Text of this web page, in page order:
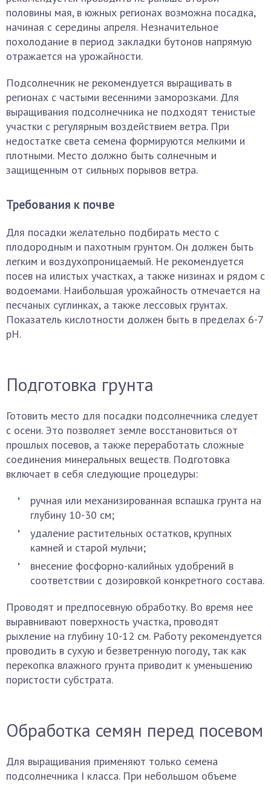
половины мая, в южных регионах возможна посадка,
начиная с середины апреля. Незначительное
похолодание в период закладки бутонов напрямую
отражается на урожайности.
Подсолнечник не рекомендуется выращивать в
регионах с частыми весенними заморозками. Для
выращивания подсолнечника не подходят тенистые
участки с регулярным воздействием ветра. При
недостатке света семена формируются мелкими и
плотными. Место должно быть солнечным и
защищенным от сильных порывов ветра.
Требования к почве
Для посадки желательно подбирать место с
плодородным и пахотным грунтом. Он должен быть
легким и воздухопроницаемый. Не рекомендуется
посев на илистых участках, а также низинах и рядом с
водоемами. Наибольшая урожайность отмечается на
песчаных суглинках, а также лессовых грунтах.
Показатель кислотности должен быть в пределах 6-7
pH.
Подготовка грунта
Готовить место для посадки подсолнечника следует
с осени. Это позволяет земле восстановиться от
прошлых посевов, а также переработать сложные
соединения минеральных веществ. Подготовка
включает в себя следующие процедуры:
ручная или механизированная вспашка грунта на
глубину 10-30 см;
удаление растительных остатков, крупных
камней и старой мульчи;
внесение фосфорно-калийных удобрений в
соответствии с дозировкой конкретного состава.
Проводят и предпосевную обработку. Во время нее
выравнивают поверхность участка, проводят
рыхление на глубину 10-12 см. Работу рекомендуется
проводить в сухую и безветренную погоду, так как
перекопка влажного грунта приводит к уменьшению
пористости субстрата.
Обработка семян перед посевом
Для выращивания применяют только семена
подсолнечника I класса. При небольшом объеме